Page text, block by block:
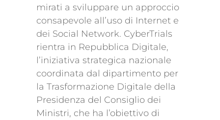
mirati a sviluppare un approccio
consapevole all’uso di Internet e
dei Social Network. CyberTrials
rientra in Repubblica Digitale,
l’iniziativa strategica nazionale
coordinata dal dipartimento per
la Trasformazione Digitale della
Presidenza del Consiglio dei
Ministri, che ha l’obiettivo di